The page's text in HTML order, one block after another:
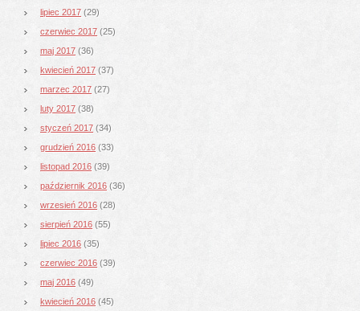
lipiec 2017 (29)
czerwiec 2017 (25)
maj 2017 (36)
kwiecień 2017 (37)
marzec 2017 (27)
luty 2017 (38)
styczeń 2017 (34)
grudzień 2016 (33)
listopad 2016 (39)
październik 2016 (36)
wrzesień 2016 (28)
sierpień 2016 (55)
lipiec 2016 (35)
czerwiec 2016 (39)
maj 2016 (49)
kwiecień 2016 (45)